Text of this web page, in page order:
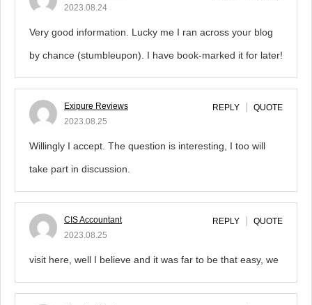
2023.08.24
Very good information. Lucky me I ran across your blog
by chance (stumbleupon). I have book-marked it for later!
Exipure Reviews
2023.08.25
REPLY QUOTE
Willingly I accept. The question is interesting, I too will
take part in discussion.
CIS Accountant
2023.08.25
REPLY QUOTE
visit here, well I believe and it was far to be that easy, we